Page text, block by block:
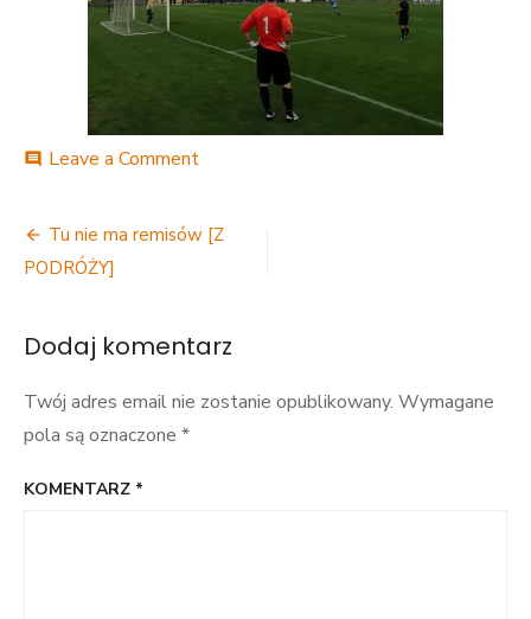
comment Leave a Commenton
Nawigacja
wpisu
Tu nie ma remisów [Z
PODRÓŻY]
Dodaj komentarz
Twój adres email nie zostanie opublikowany. Wymagane
pola są oznaczone *
KOMENTARZ *